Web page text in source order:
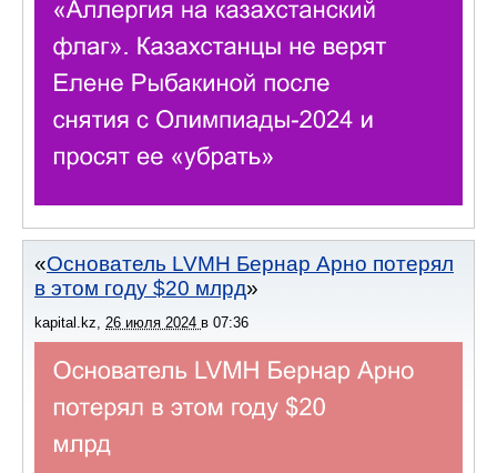
Основатель LVMH Бернар Арно потерял
в этом году $20 млрд
kapital.kz, 26 июля 2024 в 07:36